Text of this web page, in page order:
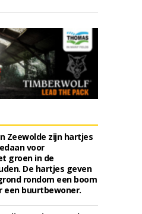
Zeewolde zijn hartjes
voor
groen in de
De hartjes geven
rondom een boom
een buurtbewoner.